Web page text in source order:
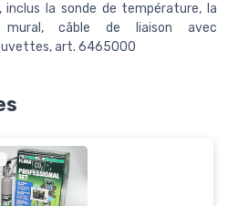
inclus la sonde de température, la
câble de liaison avec
art. 6465000